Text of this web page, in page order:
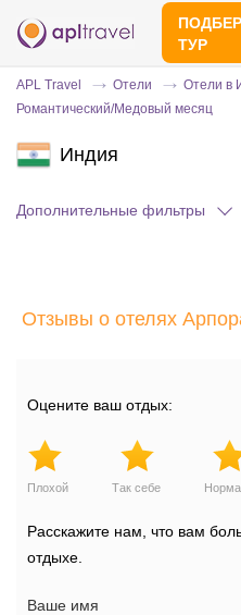
ТУР
Эксперт
APL Travel Отели Отели в
Романтический/Медовый месяц
Индия
Дополнительные фильтры
Отзывы о отелях
Оцените ваш отдых:
Плохой Так себе
Расскажите нам, что вам
отдыхе.
Ваше имя